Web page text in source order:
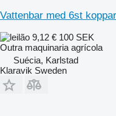
Vattenbar med 6st koppar
9,12 € 100 SEK
Outra maquinaria agrícola
Suécia, Karlstad
Klaravik Sweden